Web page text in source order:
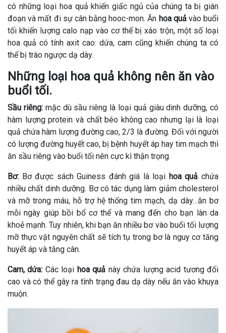
có những loại hoa quả khiến giấc ngủ của chúng ta bị gián
đoạn và mất đi sự cân bằng hooc-mon. Ăn hoa quảvào buổi
tối khiến lượng calo nạp vào cơ thể bị xáo trộn, một số loại
hoa quả có tính axit cao: dứa, cam cũng khiến chúng ta có
thể bị trào ngược dạ dày.
Những loại hoa quả không nên ăn vào
buổi tối.
Sầu riêng:mặc dù sầu riêng là loại quả giàu dinh dưỡng, có
hàm lượng protein và chất béo không cao nhưng lại là loại
quả chứa hàm lượng đường cao, 2/3 là đường. Đối với người
có lượng đường huyết cao, bị bệnh huyết áp hay tim mạch thì
ăn sầu riêng vào buổi tối nên cực kì thận trọng.
Bơ: Bơ được sách Guiness đánh giá là loại hoa quả chứa
nhiều chất dinh dưỡng. Bơ có tác dụng làm giảm cholesterol
và mỡ trong máu, hỗ trợ hệ thống tim mạch, dạ dày…ăn bơ
mỗi ngày giúp bồi bổ cơ thể và mang đến cho bạn làn da
khoẻ mạnh. Tuy nhiên, khi bạn ăn nhiều bơ vào buổi tối lượng
mỡ thực vật nguyên chất sẽ tích tụ trong bơ là nguy cơ tăng
huyết áp và tăng cân.
Cam, dứa: Các loại hoa quả này chứa lượng acid tương đối
cao và có thể gây ra tình trạng đau dạ dày nếu ăn vào khuya
muộn.